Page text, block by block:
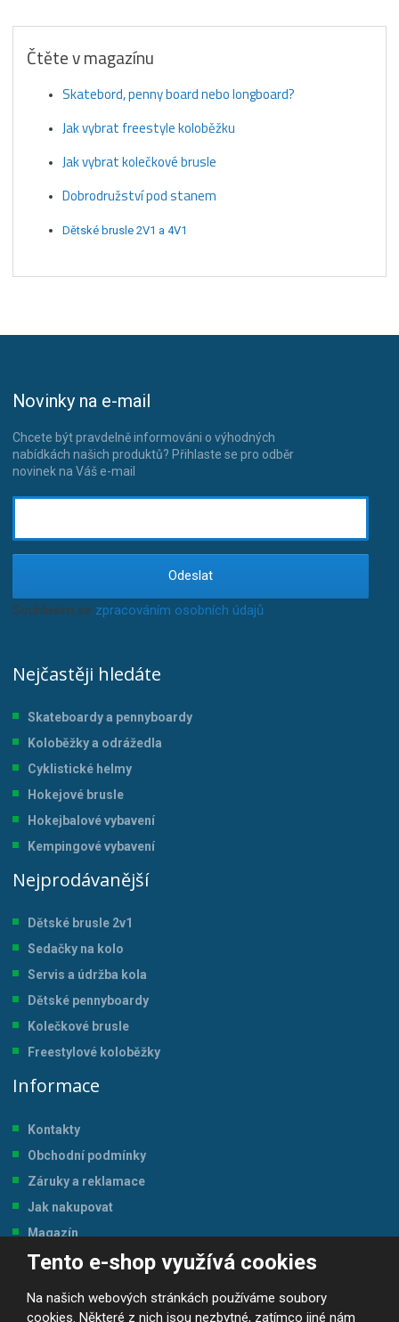
Tento e-shop využívá cookies
Na našich webových stránkách používáme soubory
cookies. Některé z nich jsou nezbytné, zatímco jiné nám
Čtěte v magazínu
Skatebord, penny board nebo longboard?
Jak vybrat freestyle koloběžku
Jak vybrat kolečkové brusle
Dobrodružství pod stanem
Dětské brusle 2V1 a 4V1
Novinky na e-mail
Chcete být pravdelně informováni o výhodných
nabídkách našich produktů? Přihlaste se pro odběr
novinek na Váš e-mail
Odeslat
Souhlasím se zpracováním osobních údajů.
Nejčastěji hledáte
Skateboardy a pennyboardy
Koloběžky a odrážedla
Cyklistické helmy
Hokejové brusle
Hokejbalové vybavení
Kempingové vybavení
Nejprodávanější
Dětské brusle 2v1
Sedačky na kolo
Servis a údržba kola
Dětské pennyboardy
Kolečkové brusle
Freestylové koloběžky
Informace
Kontakty
Obchodní podmínky
Záruky a reklamace
Jak nakupovat
Magazín
Tabulka velikostí